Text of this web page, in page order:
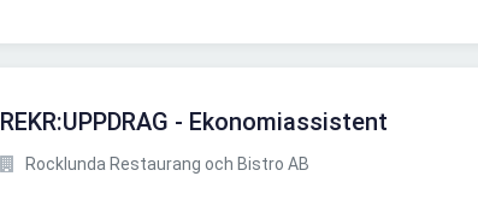
REKR:UPPDRAG - Ekonomiassistent
Rocklunda Restaurang och Bistro AB